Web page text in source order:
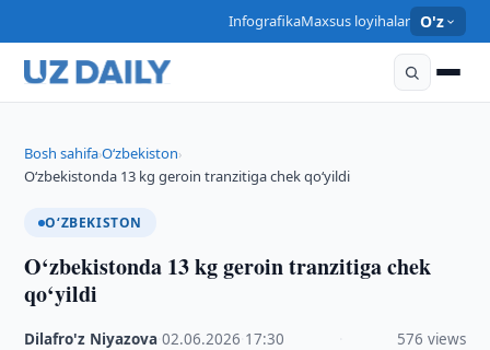
InfografikaMaxsus loyihalar O'z
Bosh sahifa›O‘zbekiston›
O‘zbekistonda 13 kg geroin tranzitiga chek qo‘yildi
O‘ZBEKISTON
O‘zbekistonda 13 kg geroin tranzitiga chek
qo‘yildi
Dilafro'z Niyazova ·02.06.2026 17:30 576 views